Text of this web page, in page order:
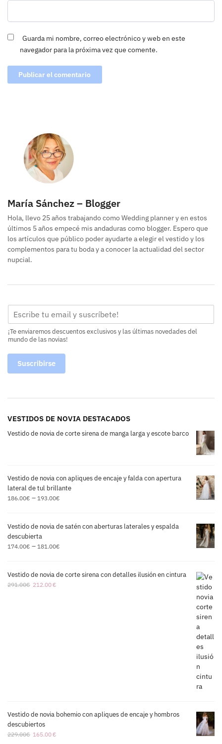
Guarda mi nombre, correo electrónico y web en este
navegador para la próxima vez que comente.
María Sánchez – Blogger
Hola, llevo 25 años trabajando como Wedding planner y en estos
últimos 5 años empecé mis andaduras como blogger. Espero que
los artículos que público poder ayudarte a elegir el vestido y los
complementos para tu boda y a conocer la actualidad del sector
nupcial.
¡Te enviaremos descuentos exclusivos y las últimas novedades del
mundo de las novias!
Suscribirse
VESTIDOS DE NOVIA DESTACADOS
Vestido de novia de corte sirena de manga larga y escote barco
Vestido de novia con apliques de encaje y falda con apertura
lateral de tul brillante
186.00€ – 193.00€
Vestido de novia de satén con aberturas laterales y espalda
descubierta
174.00€ – 181.00€
Vestido de novia de corte sirena con detalles ilusión en cintura
291.00€ 212.00€
Vestido de novia bohemio con apliques de encaje y hombros
descubiertos
229.00€ 165.00€